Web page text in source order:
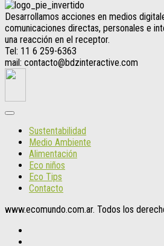
Desarrollamos acciones en medios
comunicaciones directas, personales e
una reacción en el receptor.
Tel: 11 6 259-6363
mail: contacto@bdzinteractive.com
Sustentabilidad
Medio Ambiente
Alimentación
Eco niños
Eco Tips
Contacto
www.ecomundo.com.ar. Todos los